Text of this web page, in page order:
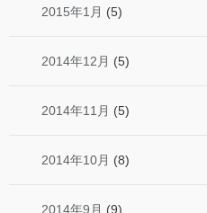
2015年1月 (5)
2014年12月 (5)
2014年11月 (5)
2014年10月 (8)
2014年9月 (9)